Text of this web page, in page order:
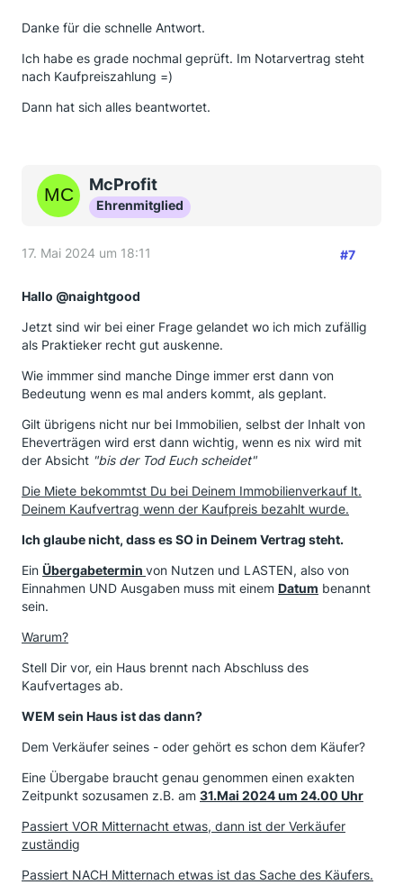
Danke für die schnelle Antwort.
Ich habe es grade nochmal geprüft. Im Notarvertrag steht
nach Kaufpreiszahlung =)
Dann hat sich alles beantwortet.
McProfit
Ehrenmitglied
17. Mai 2024 um 18:11 #7
Hallo @naightgood
Jetzt sind wir bei einer Frage gelandet wo ich mich zufällig
als Praktieker recht gut auskenne.
Wie immmer sind manche Dinge immer erst dann von
Bedeutung wenn es mal anders kommt, als geplant.
Gilt übrigens nicht nur bei Immobilien, selbst der Inhalt von
Eheverträgen wird erst dann wichtig, wenn es nix wird mit
der Absicht "bis der Tod Euch scheidet"
Die Miete bekommtst Du bei Deinem Immobilienverkauf lt.
Deinem Kaufvertrag wenn der Kaufpreis bezahlt wurde.
Ich glaube nicht, dass es SO in Deinem Vertrag steht.
Ein Übergabetermin von Nutzen und LASTEN, also von
Einnahmen UND Ausgaben muss mit einem Datum benannt
sein.
Warum?
Stell Dir vor, ein Haus brennt nach Abschluss des
Kaufvertages ab.
WEM sein Haus ist das dann?
Dem Verkäufer seines - oder gehört es schon dem Käufer?
Eine Übergabe braucht genau genommen einen exakten
Zeitpunkt sozusamen z.B. am 31.Mai 2024 um 24.00 Uhr
Passiert VOR Mitternacht etwas, dann ist der Verkäufer
zuständig
Passiert NACH Mitternach etwas ist das Sache des Käufers.